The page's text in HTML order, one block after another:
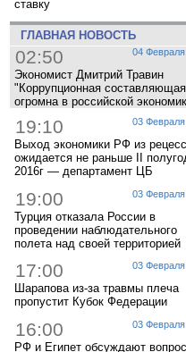
ставку
ГЛАВНАЯ НОВОСТЬ
04
02:50
Экономист Дмитрий Травин
"Коррупционная составляющая
огромна в российской
03
19:10
Выход экономики РФ из
ожидается не раньше II
2016г — департамент ЦБ
03
19:00
Турция отказала России в
проведении наблюдательного
полета над своей территорией
03
17:00
Шарапова из-за травмы плеча
пропустит Кубок Федерации
03
16:00
РФ и Египет обсуждают вопрос